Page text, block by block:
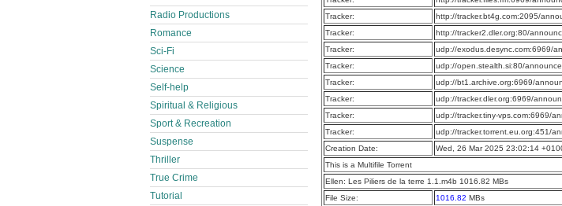
Tracker:
http://tracker.bt4g.com:2095/
Tracker:
http://tracker2.dler.org:80/
Tracker:
udp://exodus.desync.com:6969/
Tracker:
udp://open.stealth.si:80/announce
Tracker:
udp://bt1.archive.org:6969/
Tracker:
udp://tracker.dler.org:6969/
Tracker:
udp://tracker.tiny-vps.com:6969/
Tracker:
udp://tracker.torrent.eu.org:451/
Creation Date:
Wed, 26 Mar 2025 23:02:14
This is a Multifile Torrent
Ellen: Les Piliers de la terre 1.1.m4b 1016.82 MBs
File Size:
1016.82 MBs
Radio Productions
Romance
Sci-Fi
Science
Self-help
Spiritual & Religious
Sport & Recreation
Suspense
Thriller
True Crime
Tutorial